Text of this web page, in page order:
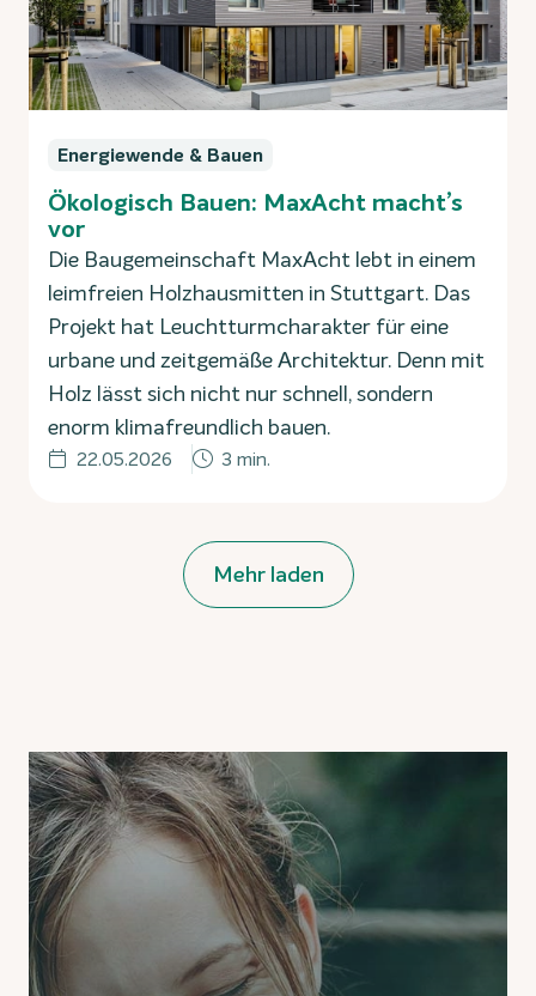
Energiewende & Bauen
Ökologisch Bauen: MaxAcht macht’s
vor
Die Baugemeinschaft MaxAcht lebt in einem
leimfreien Holzhausmitten in Stuttgart. Das
Projekt hat Leuchtturmcharakter für eine
urbane und zeitgemäße Architektur. Denn mit
Holz lässt sich nicht nur schnell, sondern
enorm klimafreundlich bauen.
22.05.2026 3 min.
Mehr laden